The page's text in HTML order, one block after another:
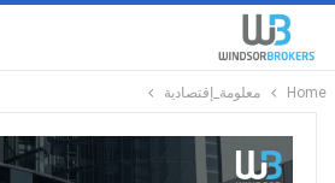
Home معلومة_إقتصادية